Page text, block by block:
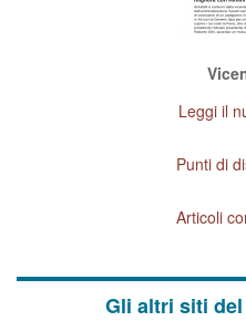
Leggi il
Punti di
Articoli
Gli altri siti